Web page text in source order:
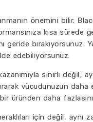
önemini bilir.
kısa sürede
geride
edebiliyorsunuz.
sınırlı değil;
vücudunuzun daha
üründen daha
için değil, aynı